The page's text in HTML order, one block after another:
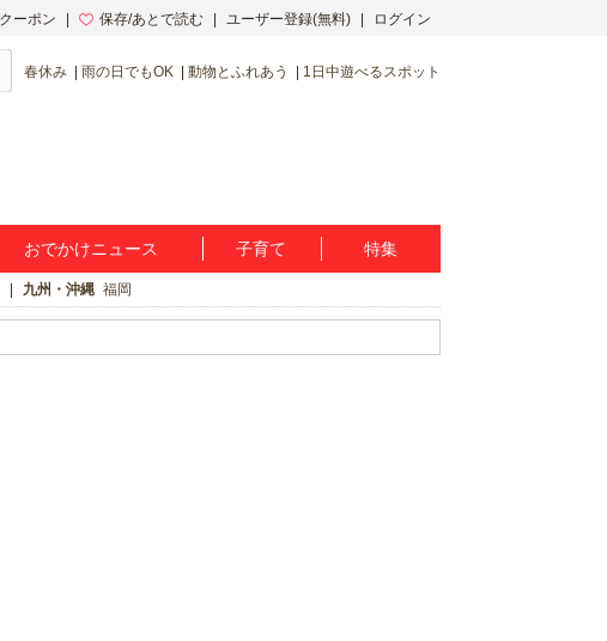
ーポン 保存/あとで読む ユーザー登録(無料) ログイン
春休み 雨の日でもOK 動物とふれあう 1日中遊べるスポット
おでかけニュース 子育て 特集
九州・沖縄 福岡